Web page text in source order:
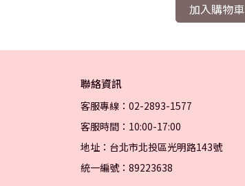
加入購物車
聯絡資訊
客服專線：02-2893-1577
客服時間：10:00-17:00
地址：台北市北投區光明路143號
統一編號：89223638